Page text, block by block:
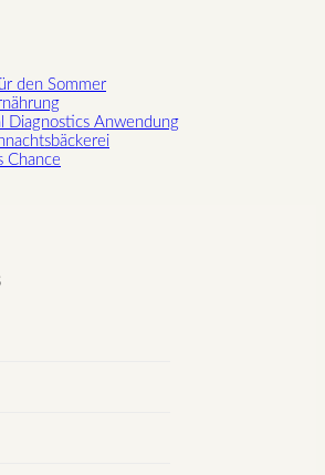
den Sommer
Diagnostics Anwendung
Chance